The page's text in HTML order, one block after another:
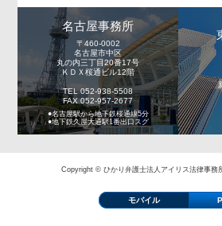
名古屋事務所
〒460-0002
名古屋市中区
丸の内三丁目20番17号
ＫＤＸ桜通ビル12階
TEL 052-938-5508
FAX 052-957-2677
●名古屋駅から地下鉄桜通線5分
●地下鉄久屋大通駅1番出口スグ
Copyright © ひかり弁護士法人アイリス法律事務
モバイル